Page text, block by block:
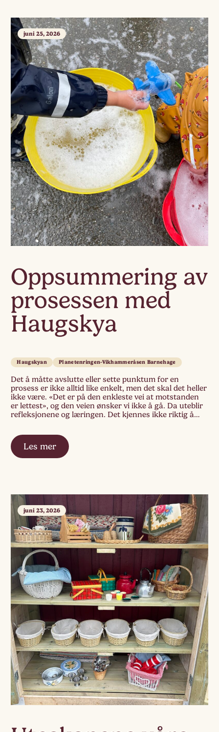
Oppsummering av
prosessen med
Haugskya
juni 25, 2026
Haugskyan Planetenringen-Vikhammeråsen Barnehage
Det å måtte avslutte eller sette punktum for en
prosess er ikke alltid like enkelt, men det skal det heller
ikke være. «Det er på den enkleste vei at motstanden
er lettest», og den veien ønsker vi ikke å gå. Da uteblir
refleksjonene og læringen. Det kjennes ikke riktig å
Les mer
juni 23, 2026